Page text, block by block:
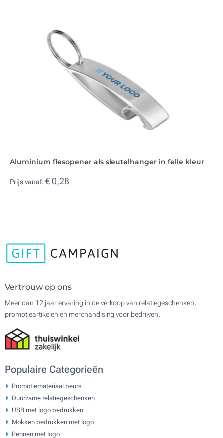
Aluminium flesopener als sleutelhanger in felle kleur
Prijs vanaf: € 0,28
Vertrouw op ons
Meer dan 12 jaar ervaring in de verkoop van relatiegeschenken,
promotieartikelen en merchandising voor bedrijven.
Populaire Categorieën
Promotiemateriaal beurs
Duurzame relatiegeschenken
USB met logo bedrukken
Mokken bedrukken met logo
Pennen met logo